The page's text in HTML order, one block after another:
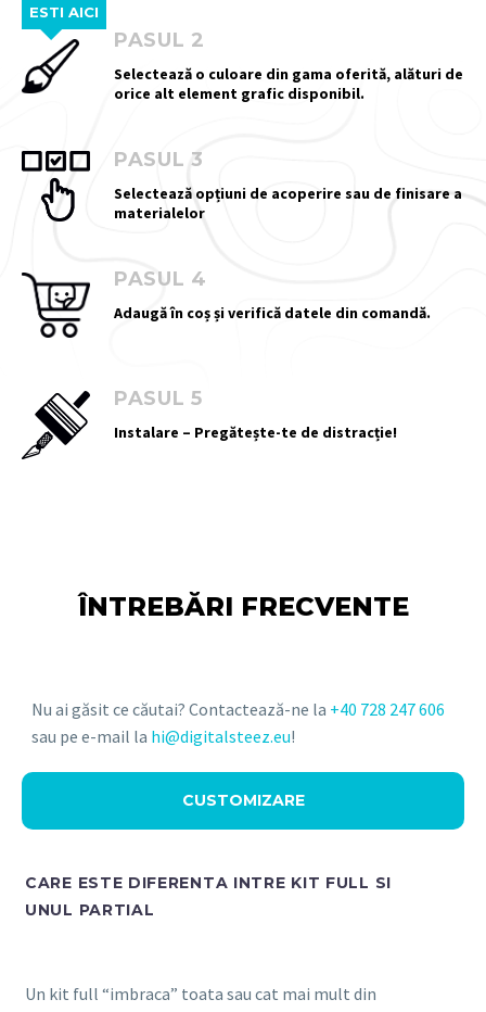
ESTI AICI
PASUL 2
Selectează o culoare din gama oferită, alături de
orice alt element grafic disponibil.
PASUL 3
Selectează opțiuni de acoperire sau de finisare a
materialelor
PASUL 4
Adaugă în coș și verifică datele din comandă.
PASUL 5
Instalare – Pregătește-te de distracție!
ÎNTREBĂRI FRECVENTE
Nu ai găsit ce căutai? Contactează-ne la +40 728 247 606
sau pe e-mail la hi@digitalsteez.eu!
CUSTOMIZARE
CARE ESTE DIFERENTA INTRE KIT FULL SI
UNUL PARTIAL
Un kit full “imbraca” toata sau cat mai mult din